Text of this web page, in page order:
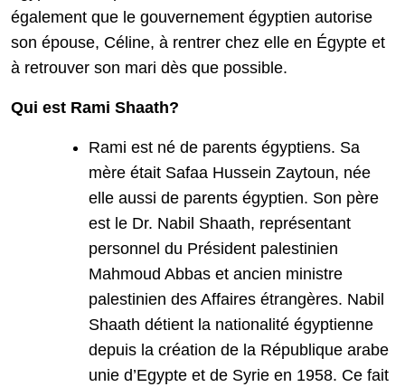
également que le gouvernement égyptien autorise
son épouse, Céline, à rentrer chez elle en Égypte et
à retrouver son mari dès que possible.
Qui est Rami Shaath?
Rami est né de parents égyptiens. Sa
mère était Safaa Hussein Zaytoun, née
elle aussi de parents égyptien. Son père
est le Dr. Nabil Shaath, représentant
personnel du Président palestinien
Mahmoud Abbas et ancien ministre
palestinien des Affaires étrangères. Nabil
Shaath détient la nationalité égyptienne
depuis la création de la République arabe
unie d’Egypte et de Syrie en 1958. Ce fait